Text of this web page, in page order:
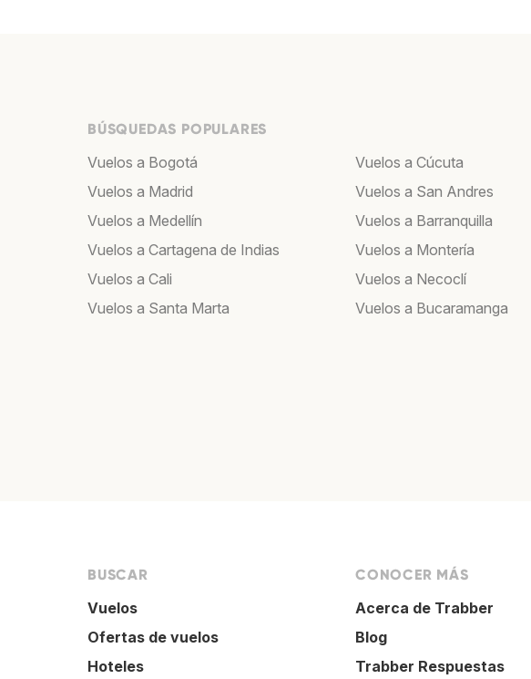
BÚSQUEDAS POPULARES
Vuelos a Bogotá
Vuelos a Madrid
Vuelos a Medellín
Vuelos a Cartagena de Indias
Vuelos a Cali
Vuelos a Santa Marta
Vuelos a Cúcuta
Vuelos a San Andres
Vuelos a Barranquilla
Vuelos a Montería
Vuelos a Necoclí
Vuelos a Bucaramanga
BUSCAR
Vuelos
Ofertas de vuelos
Hoteles
CONOCER MÁS
Acerca de Trabber
Blog
Trabber Respuestas